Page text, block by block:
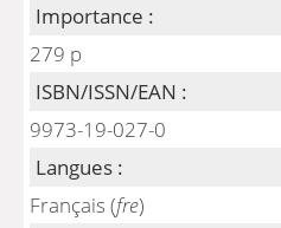
Importance :
279 p
ISBN/ISSN/EAN :
9973-19-027-0
Langues :
Français (fre)